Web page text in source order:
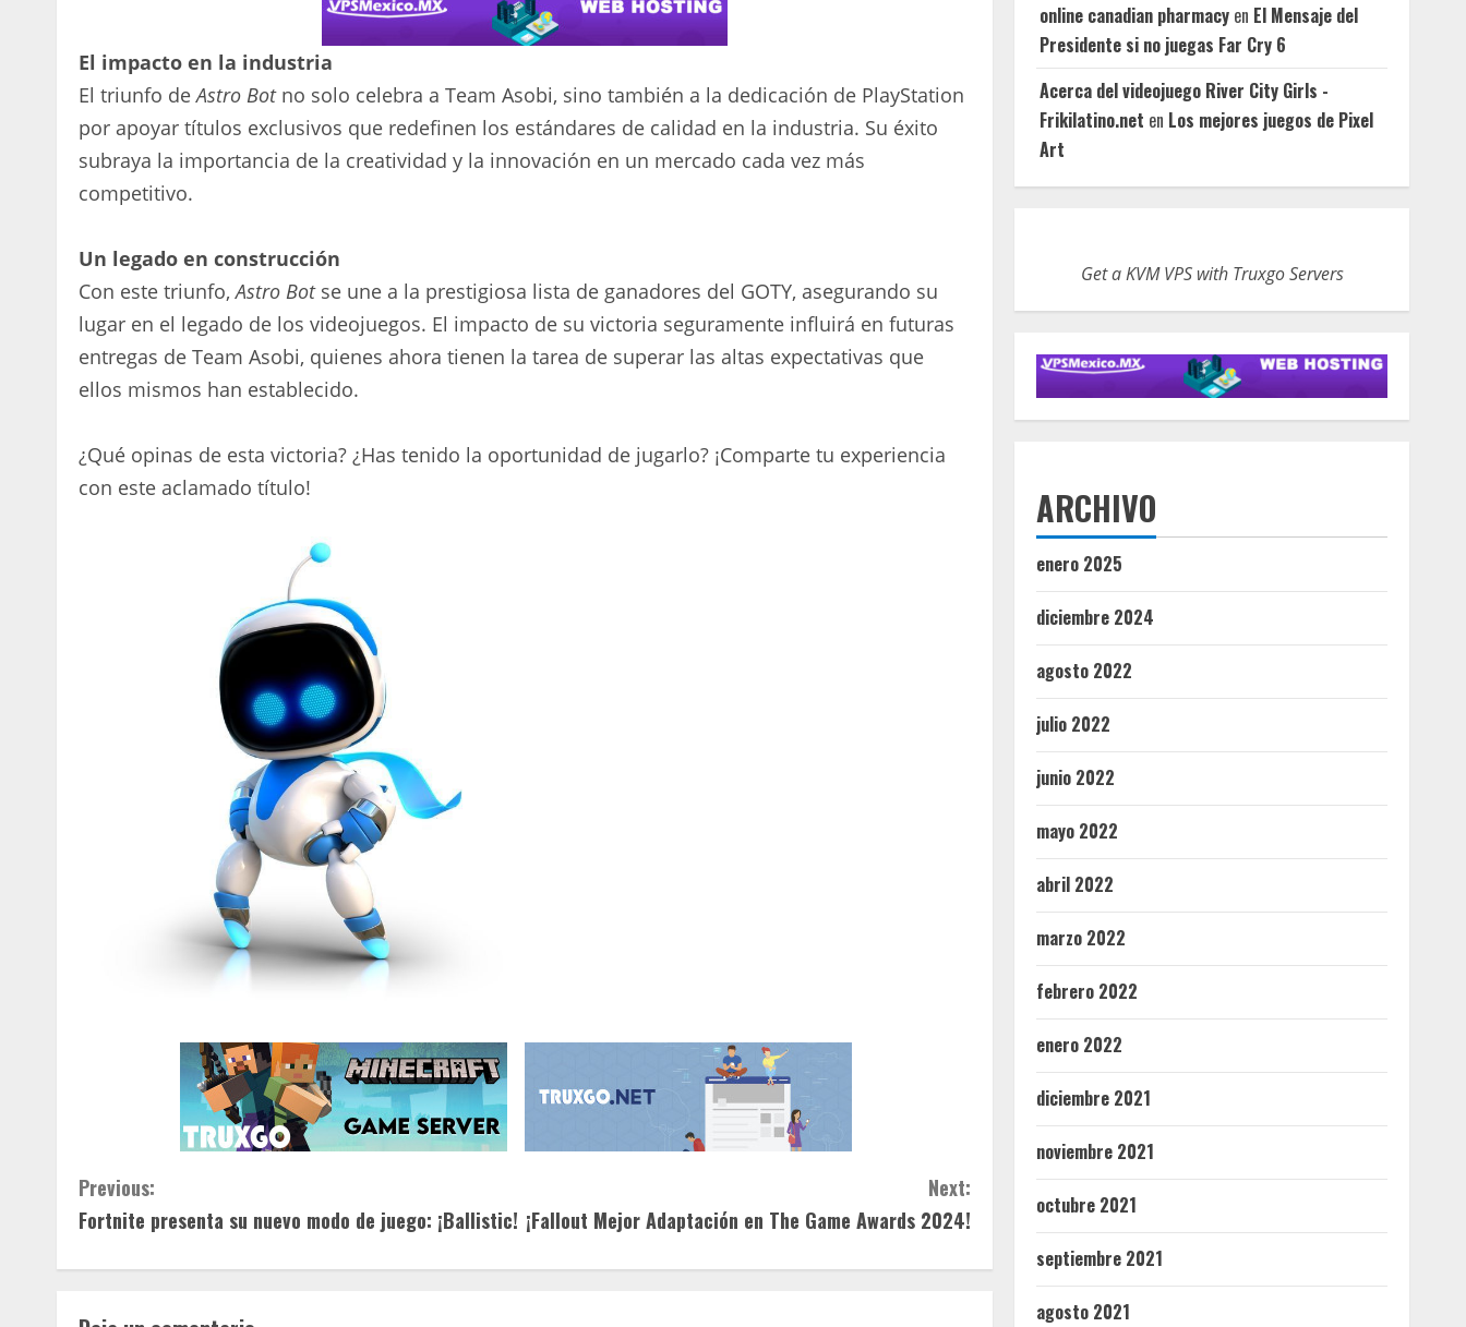
El impacto en la industria
El triunfo deAstro Botno solo celebra a Team Asobi, sino también a la dedicación de PlayStation
por apoyar títulos exclusivos que redefinen los estándares de calidad en la industria. Su éxito
subraya la importancia de la creatividad y la innovación en un mercado cada vez más
competitivo.
Un legado en construcción
Con este triunfo,Astro Botse une a la prestigiosa lista de ganadores del GOTY, asegurando su
lugar en el legado de los videojuegos. El impacto de su victoria seguramente influirá en futuras
entregas de Team Asobi, quienes ahora tienen la tarea de superar las altas expectativas que
ellos mismos han establecido.
¿Qué opinas de esta victoria? ¿Has tenido la oportunidad de jugarlo? ¡Comparte tu experiencia
con este aclamado título!
C
o
n
Previous:
Fortnite presenta su nuevo modo de juego: ¡Ballistic!
Next:
¡Fallout Mejor Adaptación en The Game Awards 2024!
online canadian pharmacy en El Mensaje del
Presidente si no juegas Far Cry 6
Acerca del videojuego River City Girls -
Frikilatino.net en Los mejores juegos de Pixel
Art
Get a KVM VPS with Truxgo Servers
ARCHIVO
enero 2025
diciembre 2024
agosto 2022
julio 2022
junio 2022
mayo 2022
abril 2022
marzo 2022
febrero 2022
enero 2022
diciembre 2021
noviembre 2021
octubre 2021
septiembre 2021
agosto 2021